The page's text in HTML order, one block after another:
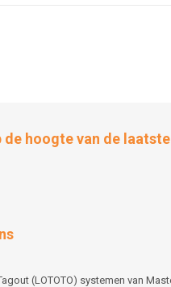
de hoogte van de
(LOTOTO) systemen van